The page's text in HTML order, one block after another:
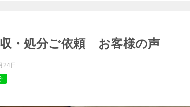
・処分ご依頼 お客様の声
24日